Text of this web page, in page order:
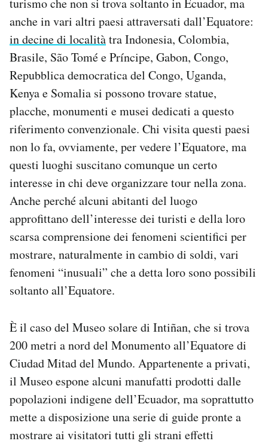
turismo che non si trova soltanto in Ecuador, ma
anche in vari altri paesi attraversati dall’Equatore:
in decine di localitàtra Indonesia, Colombia,
Brasile, São Tomé e Príncipe, Gabon, Congo,
Repubblica democratica del Congo, Uganda,
Kenya e Somalia si possono trovare statue,
placche, monumenti e musei dedicati a questo
riferimento convenzionale. Chi visita questi paesi
non lo fa, ovviamente, per vedere l’Equatore, ma
questi luoghi suscitano comunque un certo
interesse in chi deve organizzare tour nella zona.
Anche perché alcuni abitanti del luogo
approfittano dell’interesse dei turisti e della loro
scarsa comprensione dei fenomeni scientifici per
mostrare, naturalmente in cambio di soldi, vari
fenomeni “inusuali” che a detta loro sono possibili
soltanto all’Equatore.
È il caso del Museo solare di Intiñan, che si trova
200 metri a nord del Monumento all’Equatore di
Ciudad Mitad del Mundo. Appartenente a privati,
il Museo espone alcuni manufatti prodotti dalle
popolazioni indigene dell’Ecuador, ma soprattutto
mette a disposizione una serie di guide pronte a
mostrare ai visitatori tutti gli strani effetti